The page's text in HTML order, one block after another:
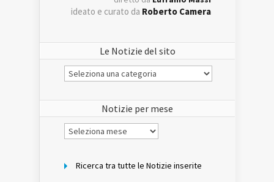
ideato e curato da Roberto Camera
Le Notizie del sito
Le
Notizie
Notizie per mese
Notizie
per
Ricerca tra tutte le Notizie inserite